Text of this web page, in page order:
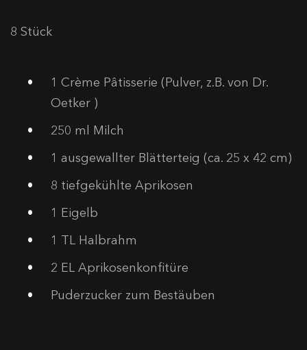
8 Stück
1 Crème Pâtisserie (Pulver, z.B. von Dr.
Oetker )
250 ml Milch
1 ausgewallter Blätterteig (ca. 25 x 42 cm)
8 tiefgekühlte Aprikosen
1 Eigelb
1 TL Halbrahm
2 EL Aprikosenkonfitüre
Puderzucker zum Bestäuben